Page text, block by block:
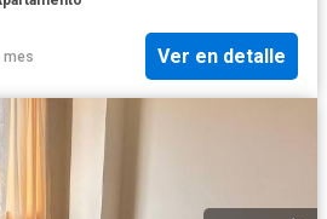
mes Ver en detalle